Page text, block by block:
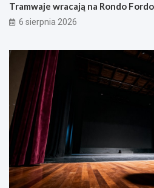
Tramwaje wracają na Rondo
6 sierpnia 2026